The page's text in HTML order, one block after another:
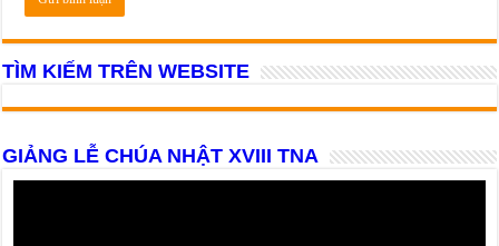
TÌM KIẾM TRÊN WEBSITE
GIẢNG LỄ CHÚA NHẬT XVIII TNA